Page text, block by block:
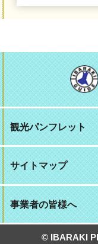
観光パンフレット
サイトマップ
事業者の皆様へ
© IBARAKI